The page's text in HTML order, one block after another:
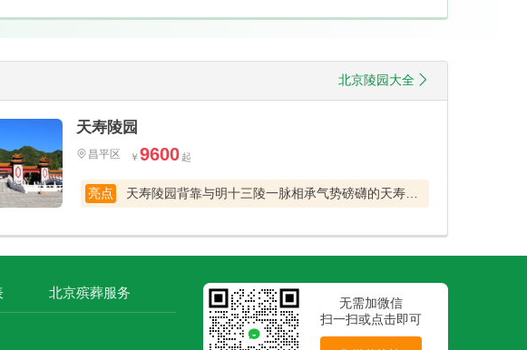
北京陵园大全
天寿陵园
昌平区 9600
亮点 天寿陵园背靠与明十三陵一脉相承气势磅礴的天寿山，前望京华平川
北京殡葬服务
无需加微信
扫一扫或点击即可